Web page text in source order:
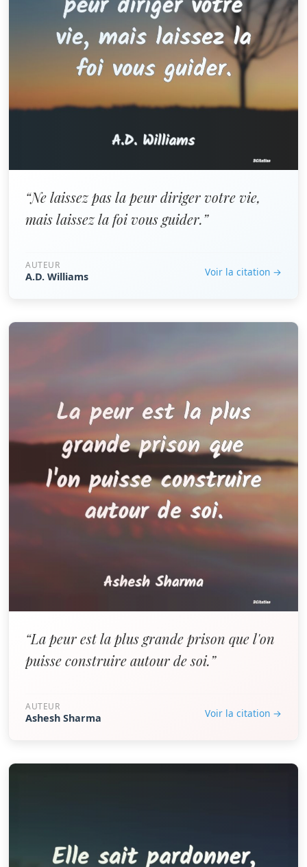
“Ne laissez pas la peur diriger votre vie,
mais laissez la foi vous guider.”
AUTEUR
A.D. Williams Voir la citation →
“La peur est la plus grande prison que l'on
puisse construire autour de soi.”
AUTEUR
Ashesh Sharma Voir la citation →